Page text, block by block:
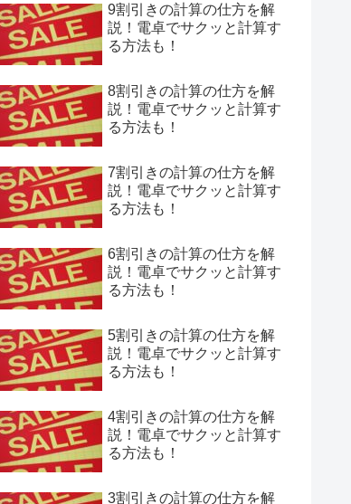
9割引きの計算の仕方を解
説！電卓でサクッと計算す
る方法も！
8割引きの計算の仕方を解
説！電卓でサクッと計算す
る方法も！
7割引きの計算の仕方を解
説！電卓でサクッと計算す
る方法も！
6割引きの計算の仕方を解
説！電卓でサクッと計算す
る方法も！
5割引きの計算の仕方を解
説！電卓でサクッと計算す
る方法も！
4割引きの計算の仕方を解
説！電卓でサクッと計算す
る方法も！
3割引きの計算の仕方を解